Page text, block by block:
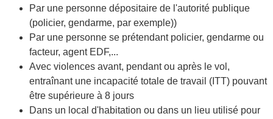
Par une personne dépositaire de l'autorité publique
(policier, gendarme, par exemple))
Par une personne se prétendant policier, gendarme ou
facteur, agent EDF,...
Avec violences avant, pendant ou après le vol,
entraînant une incapacité totale de travail (ITT) pouvant
être supérieure à 8 jours
Dans un local d'habitation ou dans un lieu utilisé pour